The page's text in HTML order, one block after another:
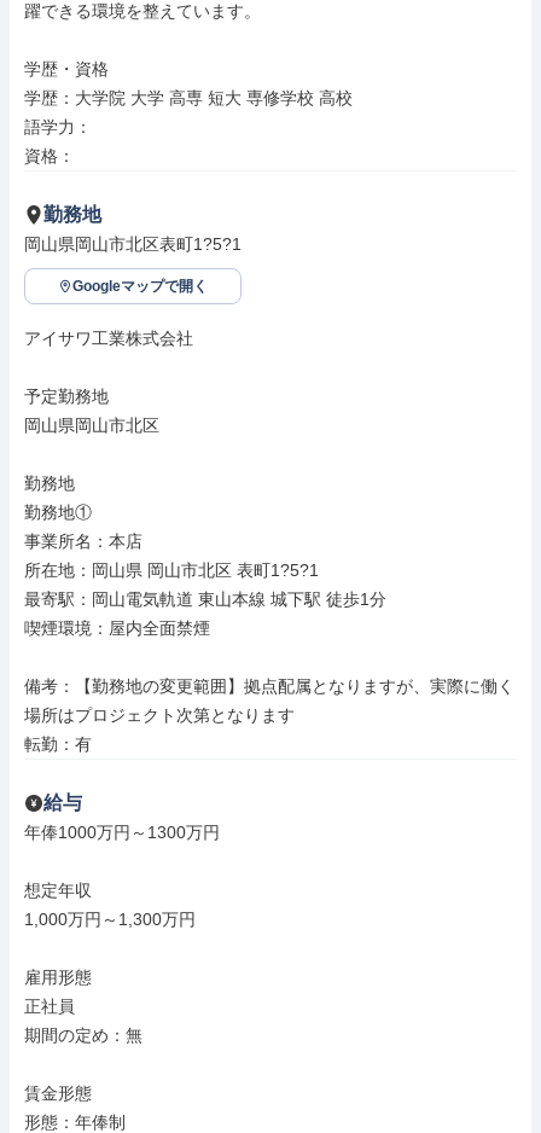
躍できる環境を整えています。
学歴・資格
学歴：大学院 大学 高専 短大 専修学校 高校
語学力：
資格：
勤務地
岡山県岡山市北区表町1?5?1
Googleマップで開く
アイサワ工業株式会社
予定勤務地
岡山県岡山市北区
勤務地
勤務地①
事業所名：本店
所在地：岡山県 岡山市北区 表町1?5?1
最寄駅：岡山電気軌道 東山本線 城下駅 徒歩1分
喫煙環境：屋内全面禁煙
備考：【勤務地の変更範囲】拠点配属となりますが、実際に働く
場所はプロジェクト次第となります
転勤：有
給与
年俸1000万円～1300万円
想定年収
1,000万円～1,300万円
雇用形態
正社員
期間の定め：無
賃金形態
形態：年俸制